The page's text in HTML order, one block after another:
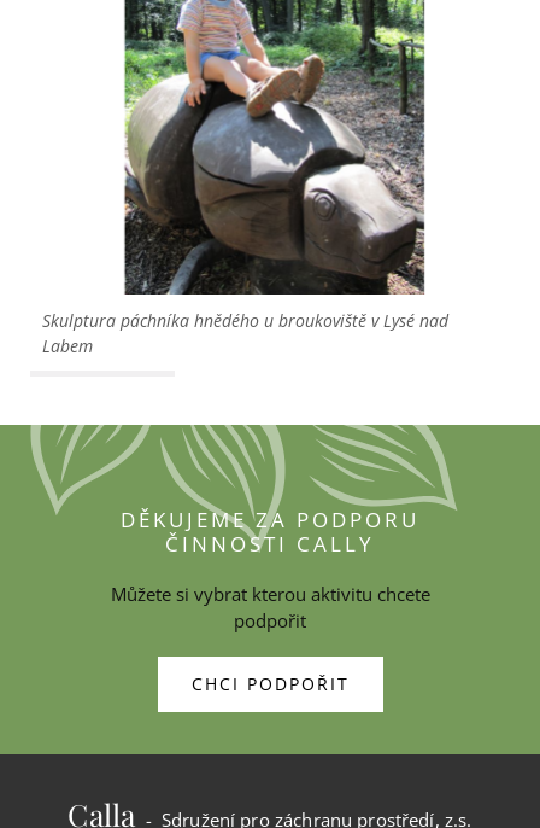
Skulptura páchníka hnědého u broukoviště v Lysé nad
Labem
DĚKUJEME ZA PODPORU
ČINNOSTI CALLY
Můžete si vybrat kterou aktivitu chcete
podpořit
CHCI PODPOŘIT
Calla- Sdružení pro záchranu prostředí, z.s.